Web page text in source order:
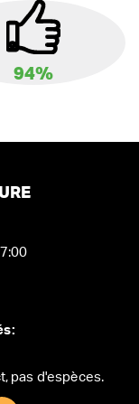
94%
pas d'espèces.